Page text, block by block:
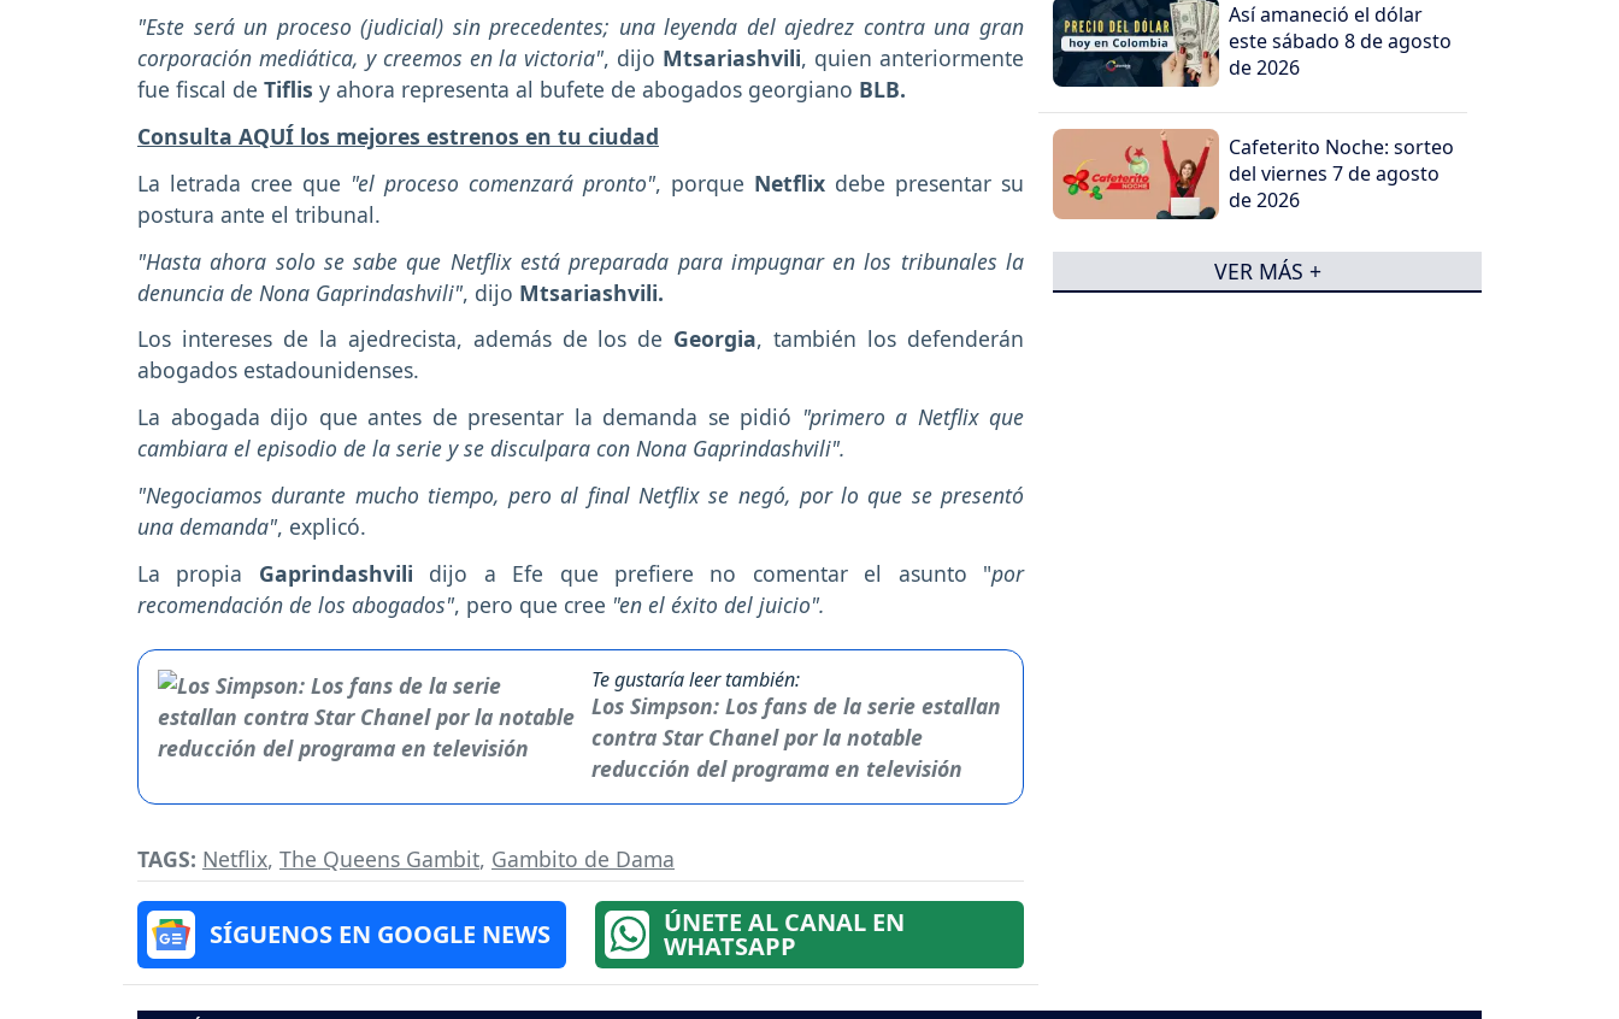
"Este será un proceso (judicial) sin precedentes; una leyenda del ajedrez contra una gran
corporación mediática, y creemos en la victoria", dijo Mtsariashvili, quien anteriormente
fue fiscal de Tiflis y ahora representa al bufete de abogados georgiano BLB.
Consulta AQUÍ los mejores estrenos en tu ciudad
La letrada cree que "el proceso comenzará pronto", porque Netflix debe presentar su
postura ante el tribunal.
"Hasta ahora solo se sabe que Netflix está preparada para impugnar en los tribunales la
denuncia de Nona Gaprindashvili", dijo Mtsariashvili.
Los intereses de la ajedrecista, además de los de Georgia, también los defenderán
abogados estadounidenses.
La abogada dijo que antes de presentar la demanda se pidió "primero a Netflix que
cambiara el episodio de la serie y se disculpara con Nona Gaprindashvili".
"Negociamos durante mucho tiempo, pero al final Netflix se negó, por lo que se presentó
una demanda", explicó.
La propia Gaprindashvili dijo a Efe que prefiere no comentar el asunto "por
recomendación de los abogados", pero que cree "en el éxito del juicio".
Te gustaría leer también:
Los Simpson: Los fans de la serie estallan
contra Star Chanel por la notable
reducción del programa en televisión
TAGS: Netflix, The Queens Gambit, Gambito de Dama
SÍGUENOS EN GOOGLE NEWS ÚNETE AL CANAL EN
WHATSAPP
Así amaneció el dólar
este sábado 8 de agosto
de 2026
Cafeterito Noche: sorteo
del viernes 7 de agosto
de 2026
VER MÁS +